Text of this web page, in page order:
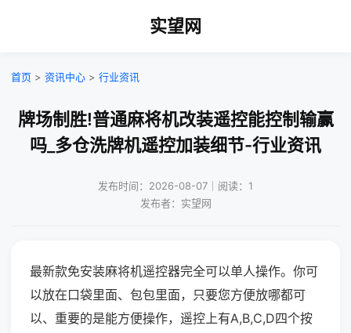
实望网
首页 > 资讯中心 > 行业资讯
牌场制胜!普通麻将机改装遥控能控制输赢
吗_多仓洗牌机遥控加装细节-行业资讯
发布时间：2026-08-07｜阅读：1
发布者：实望网
最新款免安装麻将机遥控器完全可以单人操作。你可
以放在口袋里面、包包里面，只要您方便放哪都可
以、重要的是能方便操作，遥控上有A,B,C,D四个按